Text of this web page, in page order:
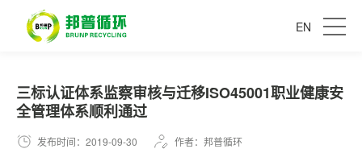
EN
三标认证体系监察审核与迁移ISO45001职业健康安
全管理体系顺利通过
发布时间：2019-09-30 作者：邦普循环